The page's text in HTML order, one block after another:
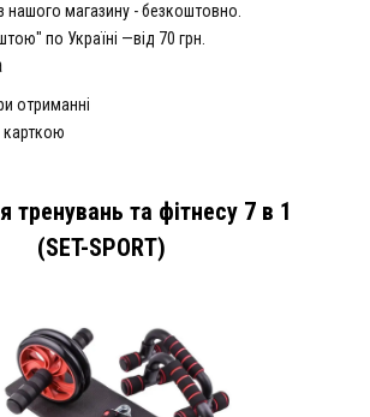
нашого магазину - безкоштовно.
по Україні —від 70 грн.
отриманні
тренувань та фітнесу 7 в 1
(SET-SPORT)